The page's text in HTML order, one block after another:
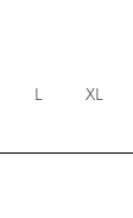
L XL